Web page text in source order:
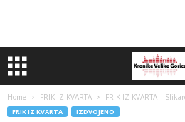
Home FRIK IZ KVARTA FRIK IZ KVARTA –
FRIK IZ KVARTA IZDVOJENO